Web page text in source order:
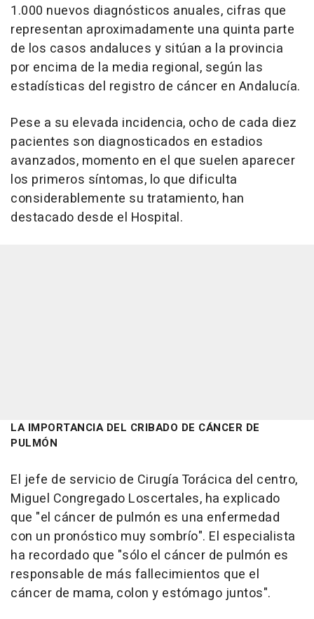
1.000 nuevos diagnósticos anuales, cifras que
representan aproximadamente una quinta parte
de los casos andaluces y sitúan a la provincia
por encima de la media regional, según las
estadísticas del registro de cáncer en Andalucía.
Pese a su elevada incidencia, ocho de cada diez
pacientes son diagnosticados en estadios
avanzados, momento en el que suelen aparecer
los primeros síntomas, lo que dificulta
considerablemente su tratamiento, han
destacado desde el Hospital.
LA IMPORTANCIA DEL CRIBADO DE CÁNCER DE
PULMÓN
El jefe de servicio de Cirugía Torácica del centro,
Miguel Congregado Loscertales, ha explicado
que "el cáncer de pulmón es una enfermedad
con un pronóstico muy sombrío". El especialista
ha recordado que "sólo el cáncer de pulmón es
responsable de más fallecimientos que el
cáncer de mama, colon y estómago juntos".